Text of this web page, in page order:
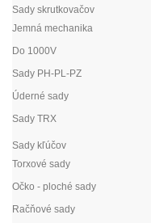
Sady skrutkovačov
Jemná mechanika
Do 1000V
Sady PH-PL-PZ
Úderné sady
Sady TRX
Sady kľúčov
Torxové sady
Očko - ploché sady
Račňové sady